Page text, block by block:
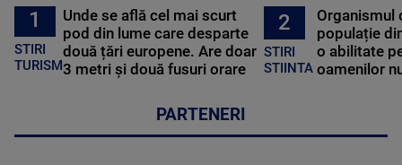
1
STIRI
TURISM
Unde se află cel mai scurt
pod din lume care desparte
două țări europene. Are doar
3 metri și două fusuri orare
2
STIRI
STIINTA
Organismul
populație
o abilitate
oamenilor
PARTENERI